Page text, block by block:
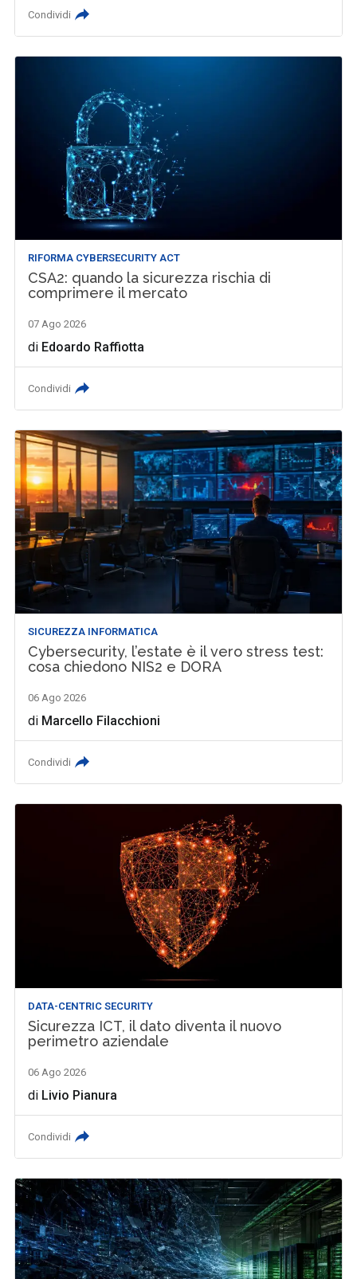
Condividi
RIFORMA CYBERSECURITY ACT
CSA2: quando la sicurezza rischia di
comprimere il mercato
07 Ago 2026
di Edoardo Raffiotta
Condividi
SICUREZZA INFORMATICA
Cybersecurity, l’estate è il vero stress test:
cosa chiedono NIS2 e DORA
06 Ago 2026
di Marcello Filacchioni
Condividi
DATA-CENTRIC SECURITY
Sicurezza ICT, il dato diventa il nuovo
perimetro aziendale
06 Ago 2026
di Livio Pianura
Condividi